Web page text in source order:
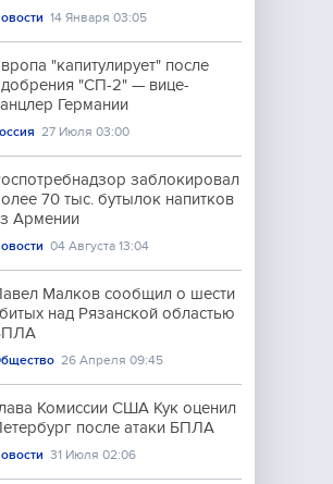
14 Января 03:05
"капитулирует" после
"СП-2" — вице-
Германии
27 Июля 03:00
заблокировал
70 тыс. бутылок напитков
Армении
04 Августа 13:04
Малков сообщил о шести
над Рязанской областью
26 Апреля 09:45
Комиссии США Кук оценил
после атаки БПЛА
31 Июля 02:06